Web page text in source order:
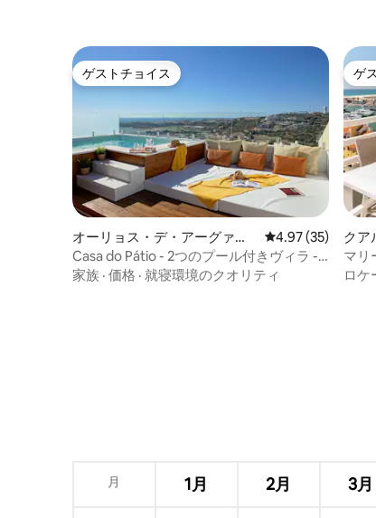
ゲストチョイス
ゲストチョイス
オーリョス・デ・アーグァの
一軒家
レビュー35件、5
4.97 (35)
Casa do Pátio - 2つのプール付きヴィラ -
屋上＆パノラマ
家族 · 価格 · 就寝環境のクオリティ
ゲ
ゲ
クア
アパ
マリ
ロケ
月 1月 2月 3月